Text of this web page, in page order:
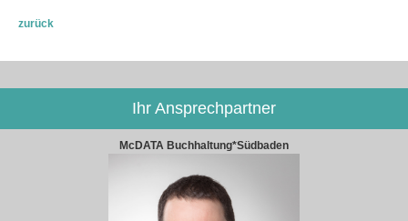
zurück
Ihr Ansprechpartner
McDATA Buchhaltung*Südbaden